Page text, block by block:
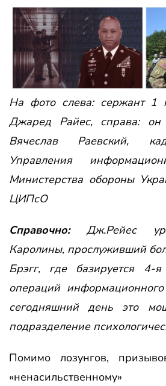
На фото слева: сержант
Джаред Райес, справа:
Вячеслав Раевский,
Управления
Министерства обороны
ЦИПсО
Справочно:Дж.Рейес
Каролины, прослуживший
Брэгг, где базируется 4-
операций
сегодняшний день это
подразделение
Помимо лозунгов,
«ненасильственному»